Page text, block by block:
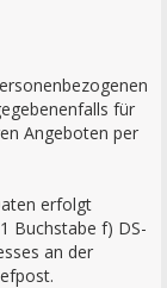
für
Angeboten per
erfolgt
Buchstabe f) DS-
an der